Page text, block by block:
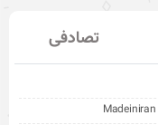
تصادفی